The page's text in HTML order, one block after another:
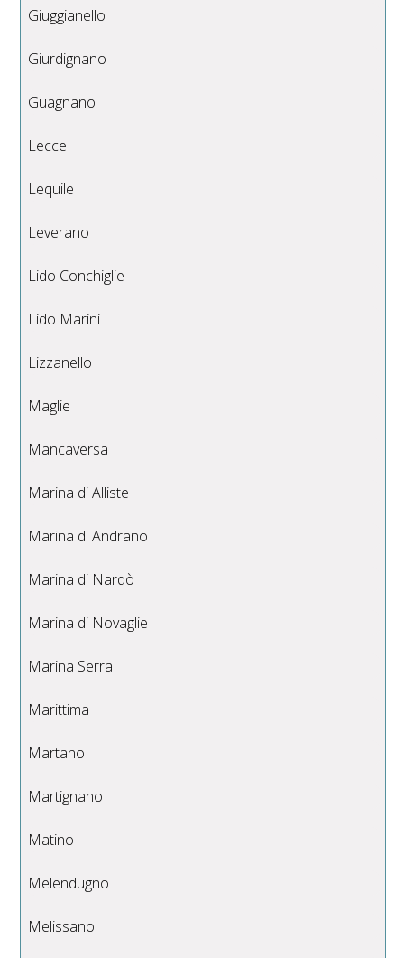
Giuggianello
Giurdignano
Guagnano
Lecce
Lequile
Leverano
Lido Conchiglie
Lido Marini
Lizzanello
Maglie
Mancaversa
Marina di Alliste
Marina di Andrano
Marina di Nardò
Marina di Novaglie
Marina Serra
Marittima
Martano
Martignano
Matino
Melendugno
Melissano